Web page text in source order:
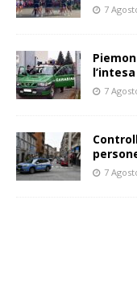
7
7
7